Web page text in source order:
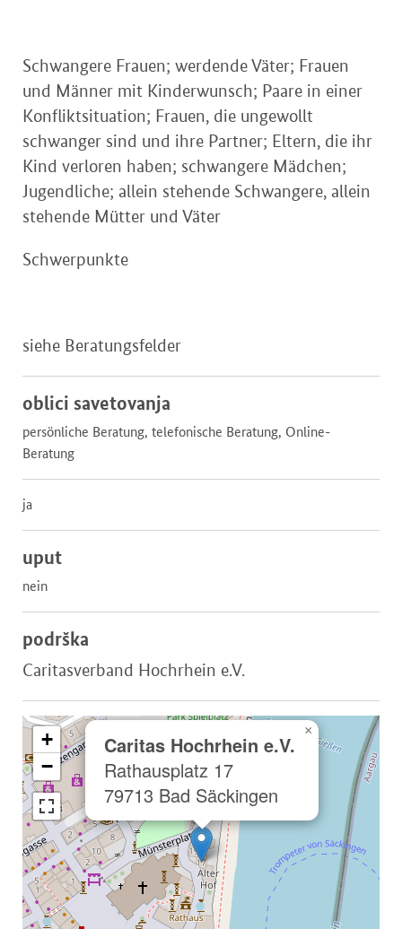
Schwangere Frauen; werdende Väter; Frauen
und Männer mit Kinderwunsch; Paare in einer
Konfliktsituation; Frauen, die ungewollt
schwanger sind und ihre Partner; Eltern, die ihr
Kind verloren haben; schwangere Mädchen;
Jugendliche; allein stehende Schwangere, allein
stehende Mütter und Väter
Schwerpunkte
siehe Beratungsfelder
oblici savetovanja
persönliche Beratung, telefonische Beratung, Online-
Beratung
ja
uput
nein
podrška
Caritasverband Hochrhein e.V.
Caritas Hochrhein e.V.
Rathausplatz 17
79713 Bad Säckingen
×
+
−